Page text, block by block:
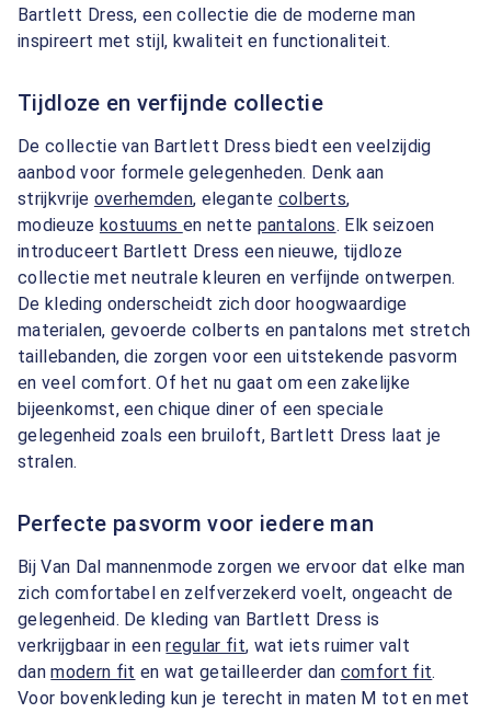
Bartlett Dress, een collectie die de moderne man
inspireert met stijl, kwaliteit en functionaliteit.
Tijdloze en verfijnde collectie
De collectie van Bartlett Dress biedt een veelzijdig
aanbod voor formele gelegenheden. Denk aan
strijkvrije overhemden, elegante colberts,
modieuze kostuums en nette pantalons. Elk seizoen
introduceert Bartlett Dress een nieuwe, tijdloze
collectie met neutrale kleuren en verfijnde ontwerpen.
De kleding onderscheidt zich door hoogwaardige
materialen, gevoerde colberts en pantalons met stretch
taillebanden, die zorgen voor een uitstekende pasvorm
en veel comfort. Of het nu gaat om een zakelijke
bijeenkomst, een chique diner of een speciale
gelegenheid zoals een bruiloft, Bartlett Dress laat je
stralen.
Perfecte pasvorm voor iedere man
Bij Van Dal mannenmode zorgen we ervoor dat elke man
zich comfortabel en zelfverzekerd voelt, ongeacht de
gelegenheid. De kleding van Bartlett Dress is
verkrijgbaar in eenregular fit, wat iets ruimer valt
danmodern fit en wat getailleerder dan comfort fit.
Voor bovenkleding kun je terecht in maten M tot en met